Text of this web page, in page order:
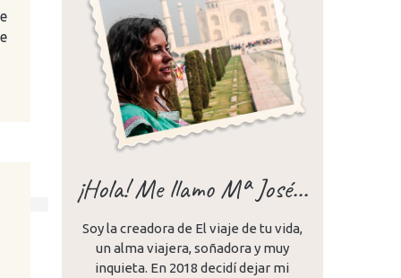
¡Hola! Me llamo Mª José...
Soy la creadora de El viaje de tu vida,
un alma viajera, soñadora y muy
inquieta. En 2018 decidí dejar mi